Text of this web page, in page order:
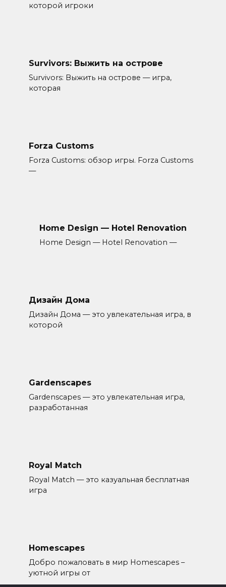
которой игроки
Survivors: Выжить на островe
Survivors: Выжить на острове — игра,
которая
Forza Customs
Forza Customs: обзор игры. Forza Customs
—
Home Design — Hotel Renovation
Home Design — Hotel Renovation —
Дизайн Дома
Дизайн Дома — это увлекательная игра, в
которой
Gardenscapes
Gardenscapes — это увлекательная игра,
разработанная
Royal Match
Royal Match — это казуальная бесплатная
игра
Homescapes
Добро пожаловать в мир Homescapes –
уютной игры от